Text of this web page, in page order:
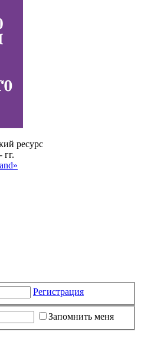
ресурс
гг.
Регистрация
Запомнить меня